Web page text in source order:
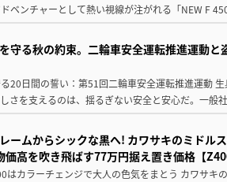
ベンチャーとして熱い視線が注がれる「NEW F
守る秋の約束。二輪車安全運転推進運動
20日間の誓い：第51回二輪車安全運転推進運動
さを支えるのは、揺るぎない安全と安心だ。一
ームからシックな黒へ! カワサキのミドル
価高を吹き飛ばす77万円据え置き価格【
はカラーチェンジで大人の色気をまとう カワサキ